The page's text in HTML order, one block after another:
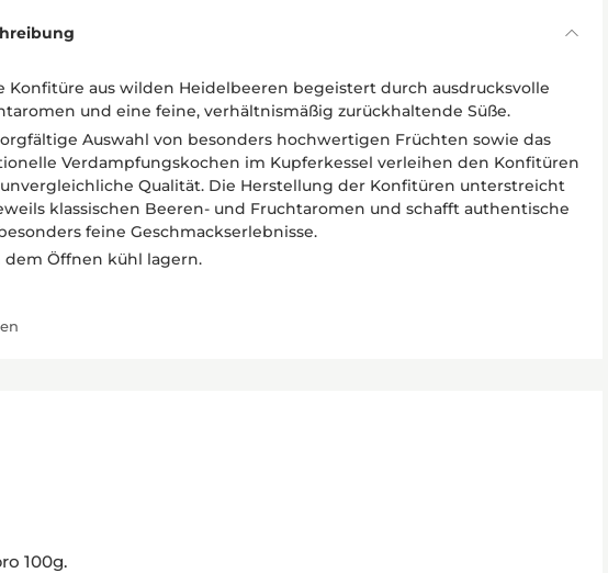
Konfitüre aus wilden Heidelbeeren begeistert durch ausdrucksvolle
und eine feine, verhältnismäßig zurückhaltende Süße.
Auswahl von besonders hochwertigen Früchten sowie das
Verdampfungskochen im Kupferkessel verleihen den Konfitüren
Qualität. Die Herstellung der Konfitüren unterstreicht
klassischen Beeren- und Fruchtaromen und schafft authentische
feine Geschmackserlebnisse.
dem Öffnen kühl lagern.
100g.